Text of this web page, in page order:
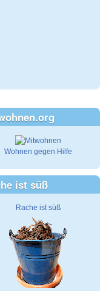
Wohnen gegen Hilfe
ist süß
Rache ist süß